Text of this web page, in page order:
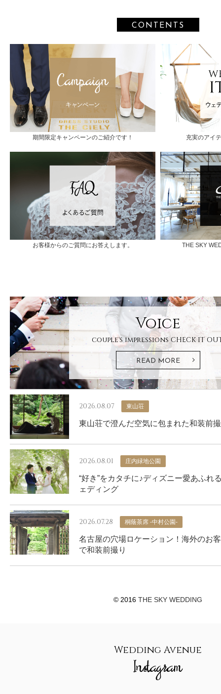
CONTENTS
期間限定キャンペーンのご紹介です！ 充実のアイ
お客様からのご質問にお答えします。 THE SKY
Voice
couple's impressionsCHECK IT
READ MORE
2026.08.07 東山荘
東山荘で澄んだ空気に包まれた和装前
2026.08.01 庄内緑地公園
“好き”をカタチに♪ディズニー愛あふれ
ェディング
2026.07.28 桐蔭茶席 -中村公園-
名古屋の穴場ロケーション！海外のお
で和装前撮り
© 2016 THE SKY WEDDING
Wedding Avenue
Instagram